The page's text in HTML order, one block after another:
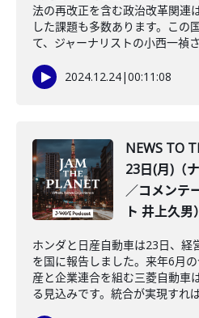
法の再改正を含む政治改革関連
した課題も多数あります。この
て、ジャーナリストの小西一禎
2024.12.24|00:11:08
NEWS TO
23日(月)（
／コメンテ
ト 井上久男）
ホンダと日産自動車は23日、経
を国に報告しました。来年6月
産と企業連合を組む三菱自動車
る見込みです。統合が実現すれ